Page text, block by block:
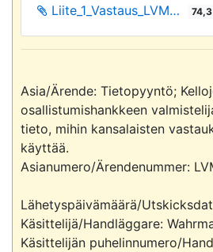
Liite_1_Vastaus_LVM…
Asia/Ärende: Tietopyyntö;
osallistumishankkeen
tieto, mihin kansalaisten
käyttää.
Asianumero/Ärendenummer:
Lähetyspäivämäärä/
Käsittelijä/Handläggare:
Käsittelijän puhelinnumero/